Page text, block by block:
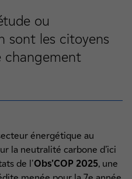
ou
sont les citoyens
changement
énergétique au
la neutralité carbone d’ici
de l'Obs'COP 2025, une